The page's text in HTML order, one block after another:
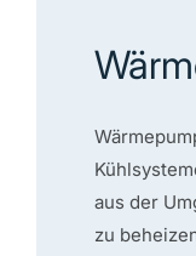
aus der
zu